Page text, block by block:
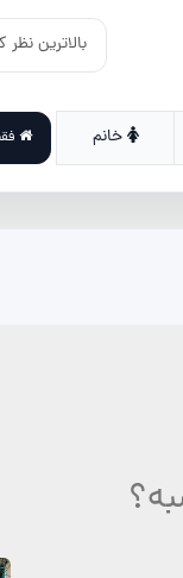
خانم فقط آتلیه دار